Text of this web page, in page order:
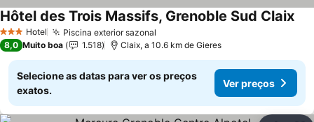
3 EstrelasHotel Piscina exterior sazonal
Hôtel des Trois Massifs, Grenoble Sud Claix
8,0 Muito boa 1.518 Claix, a 10.6 km de Gieres
Selecione as datas para ver os preços
exatos.
Ver preços